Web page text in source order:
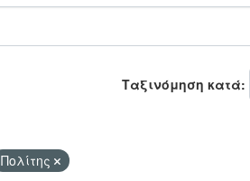
Ταξινόμηση κατά
Πολίτης